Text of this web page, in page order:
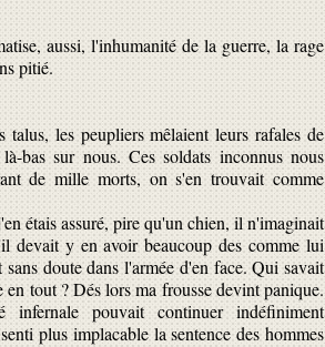
aussi, l'inhumanité de la guerre, la rage
pitié.
les peupliers mêlaient leurs rafales de
bas sur nous. Ces soldats inconnus nous
de mille morts, on s'en trouvait comme
étais assuré, pire qu'un chien, il n'imaginait
devait y en avoir beaucoup des comme lui
doute dans l'armée d'en face. Qui savait
tout ? Dés lors ma frousse devint panique.
infernale pouvait continuer indéfiniment
plus implacable la sentence des hommes